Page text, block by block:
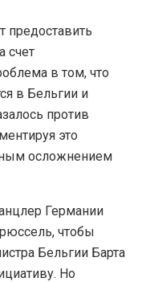
предоставить
счет
в том, что
в Бельгии и
против
это
осложнением
Германии
чтобы
Бельгии Барта
Но